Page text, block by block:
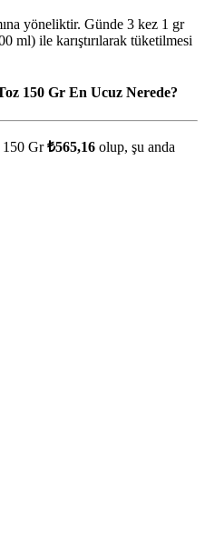
yöneliktir. Günde 3 kez 1 gr
ml) ile karıştırılarak tüketilmesi
150 Gr En Ucuz Nerede?
150 Gr₺565,16 olup, şu anda